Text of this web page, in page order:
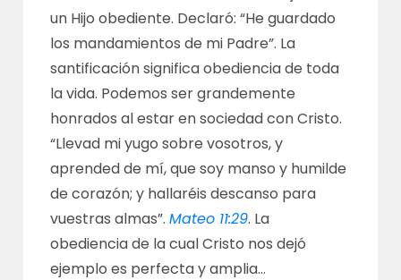
un Hijo obediente. Declaró: “He guardado
los mandamientos de mi Padre”. La
santificación significa obediencia de toda
la vida. Podemos ser grandemente
honrados al estar en sociedad con Cristo.
“Llevad mi yugo sobre vosotros, y
aprended de mí, que soy manso y humilde
de corazón; y hallaréis descanso para
vuestras almas”.Mateo 11:29. La
obediencia de la cual Cristo nos dejó
ejemplo es perfecta y amplia…